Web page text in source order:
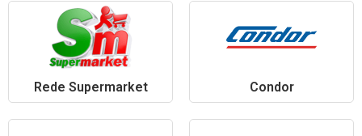
Rede Supermarket Condor